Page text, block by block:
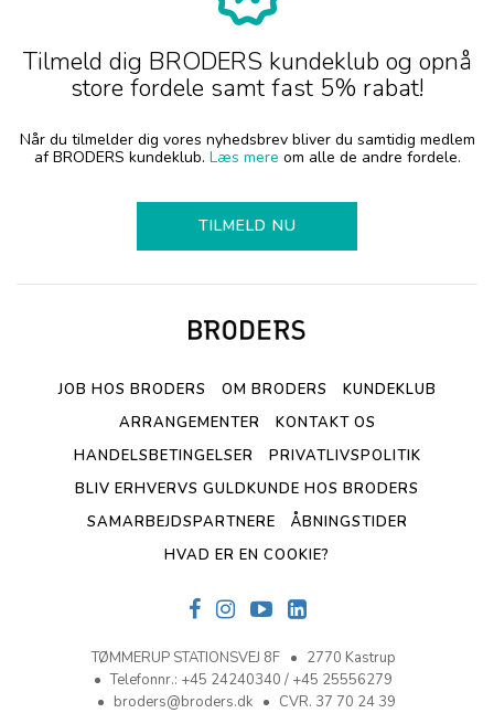
Tilmeld dig BRODERS kundeklub og opnå
store fordele samt fast 5% rabat!
Når du tilmelder dig vores nyhedsbrev bliver du samtidig medlem
af BRODERS kundeklub. Læs mere om alle de andre fordele.
TILMELD NU
JOB HOS BRODERS OM BRODERS
KUNDEKLUB
ARRANGEMENTER
KONTAKT OS
HANDELSBETINGELSER
PRIVATLIVSPOLITIK
BLIV ERHVERVS GULDKUNDE HOS BRODERS
SAMARBEJDSPARTNERE
ÅBNINGSTIDER
HVAD ER EN COOKIE?
TØMMERUP STATIONSVEJ 8F
2770 Kastrup
Telefonnr.: +45 24240340 / +45 25556279
broders@broders.dk
CVR. 37 70 24 39